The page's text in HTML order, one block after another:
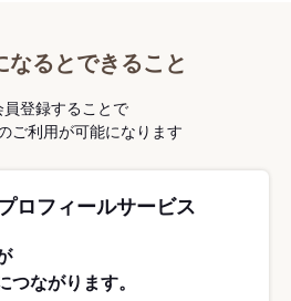
なるとできること
員登録することで
ご利用が可能になります
ロフィールサービス
つながります。